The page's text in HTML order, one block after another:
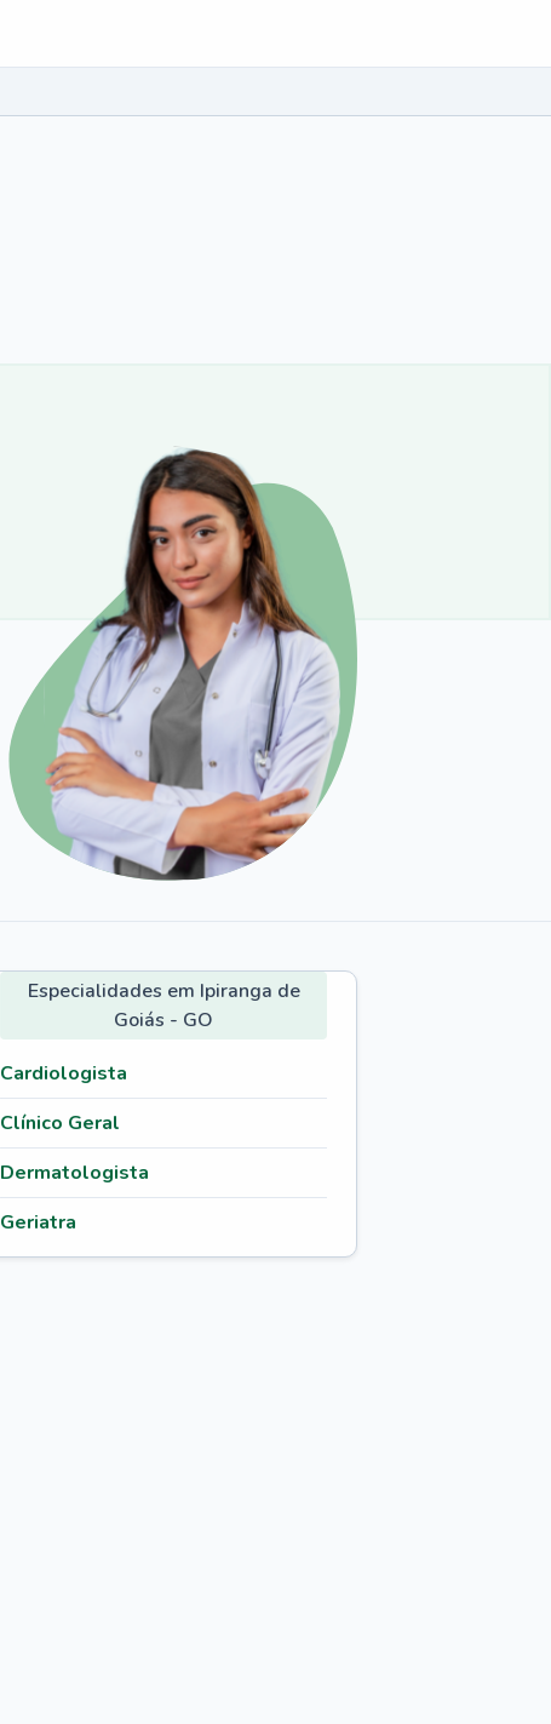
Especialidades em Ipiranga de
Goiás - GO
Cardiologista
Clínico Geral
Dermatologista
Geriatra